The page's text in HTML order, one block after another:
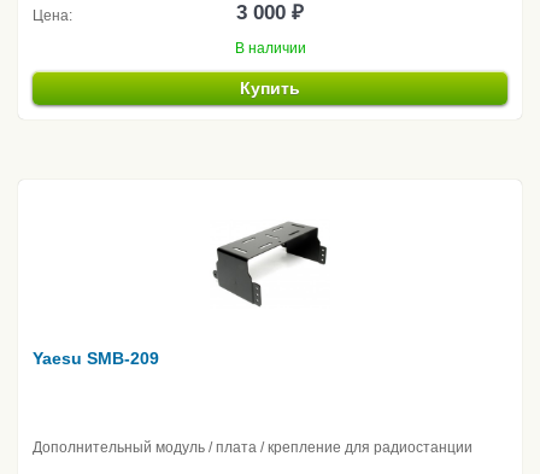
Цена: 3 000 ₽
В наличии
Купить
Yaesu SMB-209
Дополнительный модуль / плата / крепление для радиостанции